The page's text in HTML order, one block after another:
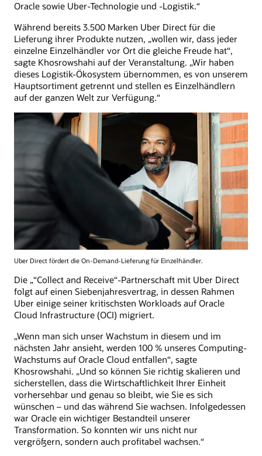
Oracle sowie Uber-Technologie und -Logistik.“
Während bereits 3.500 Marken Uber Direct für die
Lieferung ihrer Produkte nutzen, „wollen wir, dass jeder
einzelne Einzelhändler vor Ort die gleiche Freude hat“,
sagte Khosrowshahi auf der Veranstaltung. „Wir haben
dieses Logistik-Ökosystem übernommen, es von unserem
Hauptsortiment getrennt und stellen es Einzelhändlern
auf der ganzen Welt zur Verfügung.“
Uber Direct fördert die On-Demand-Lieferung für Einzelhändler.
Die „“Collect and Receive“-Partnerschaft mit Uber Direct
folgt auf einen Siebenjahresvertrag, in dessen Rahmen
Uber einige seiner kritischsten Workloads auf Oracle
Cloud Infrastructure (OCI) migriert.
„Wenn man sich unser Wachstum in diesem und im
nächsten Jahr ansieht, werden 100 % unseres Computing-
Wachstums auf Oracle Cloud entfallen“, sagte
Khosrowshahi. „Und so können Sie richtig skalieren und
sicherstellen, dass die Wirtschaftlichkeit Ihrer Einheit
vorhersehbar und genau so bleibt, wie Sie es sich
wünschen – und das während Sie wachsen. Infolgedessen
war Oracle ein wichtiger Bestandteil unserer
Transformation. So konnten wir uns nicht nur
vergrößern, sondern auch profitabel wachsen.“